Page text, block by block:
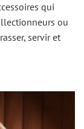
qui
ou
servir et